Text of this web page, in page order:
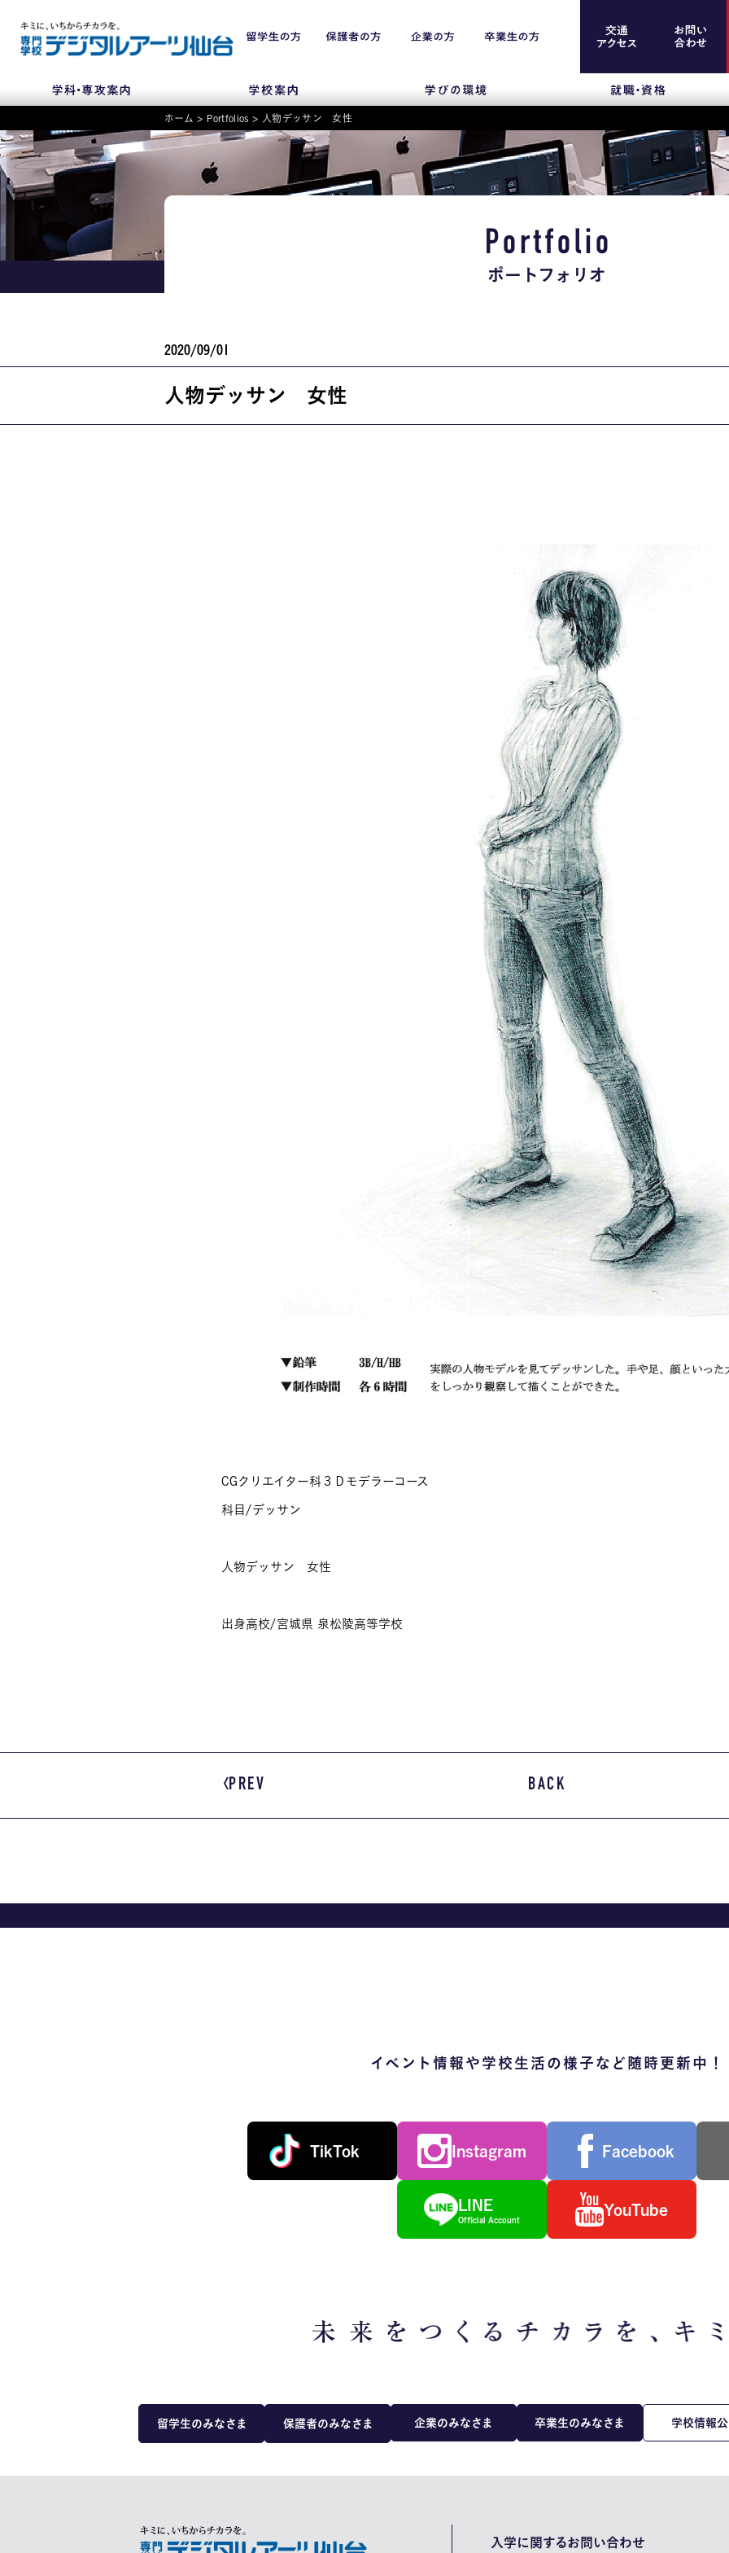
NEWS 学科・専攻案内
就職・資格 イベント案内
留学生のみなさま
保護者のみなさま
お問い合わせ
学校情報公開
ホーム > Portfolios > 人物デッサン 女性
Portfolio
ポートフォリオ
2020/09/01
人物デッサン 女性
CGクリエイター科３Ｄモデラーコース
科目/デッサン
人物デッサン 女性
出身高校/宮城県 泉松陵高等学校
PREV BACK
イベント情報や学校生活の様子など随時更新中！
TikTok Instagram Facebook
LINE
Official Account
YouTube
留学生のみなさま 保護者のみなさま 企業のみなさま 卒業生のみなさま 学校情報
入学に関するお問い合わせ